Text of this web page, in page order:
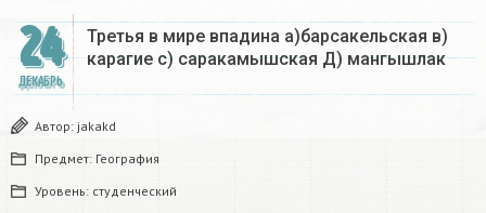
24
ДЕКАБРЬ
Третья в мире впадина а)барсакельская в)
карагие с) саракамышская Д) мангышлак​
Автор: jakakd
Предмет: География
Уровень: студенческий